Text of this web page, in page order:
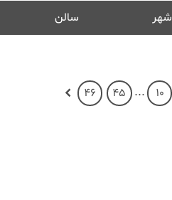
شهر سالن
10
...
45
46